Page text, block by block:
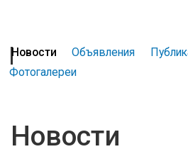
Новости Объявления
Фотогалереи
Новости